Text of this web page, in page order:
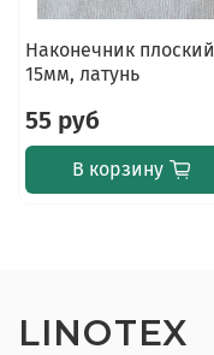
Наконечник плоский
15мм, латунь
55 руб
В корзину
LINOTEX